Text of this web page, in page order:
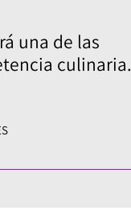
una de las
culinaria.